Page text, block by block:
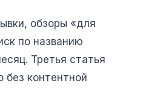
обзоры «для
по названию
Третья статья
без контентной